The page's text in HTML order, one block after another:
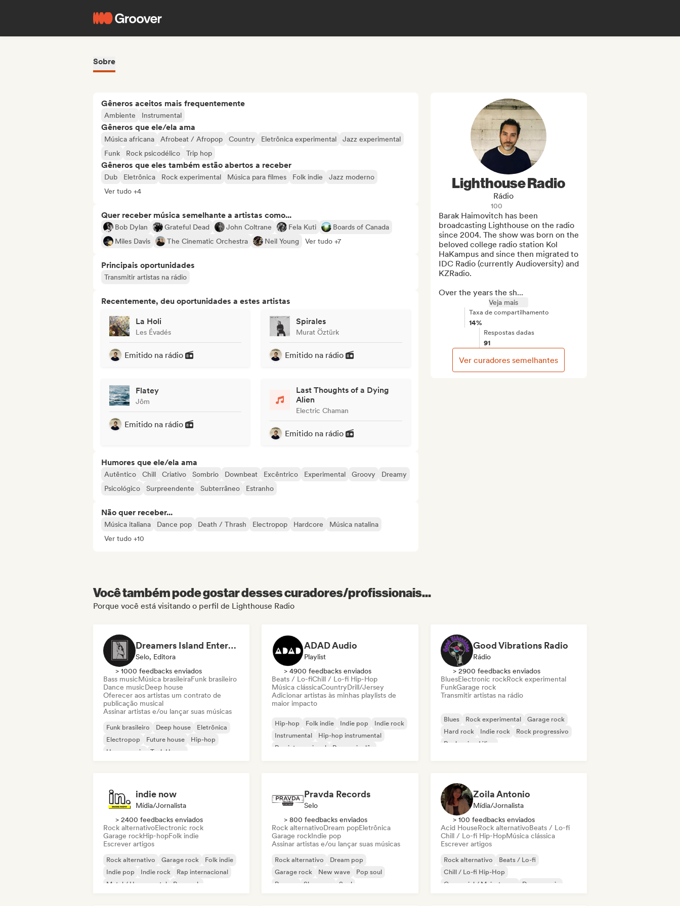
Sobre
Gêneros aceitos mais frequentemente
Ambiente Instrumental
Gêneros que ele/ela ama
Música africana Afrobeat / Afropop Country Eletrônica experimental
Jazz experimental
Funk
Rock psicodélico Trip hop
Gêneros que eles também estão abertos a receber
Dub Eletrônica Rock experimental Música para filmes Folk indie
Jazz moderno
Ver tudo +4
Quer receber música semelhante a artistas como...
Bob Dylan Grateful Dead John Coltrane Fela Kuti
Boards of Canada
Miles Davis
The Cinematic Orchestra Neil Young Ver tudo +7
Principais oportunidades
Transmitir artistas na rádio
Recentemente, deu oportunidades a estes artistas
La Holi
Les Évadés
Emitido na rádio
Spirales
Murat Öztürk
Emitido na rádio
Flatey
Jôm
Emitido na rádio
Last Thoughts of a Dying
Alien
Electric Chaman
Emitido na rádio
Humores que ele/ela ama
Autêntico Chill Criativo Sombrio Downbeat Excêntrico Experimental Groovy
Dreamy
Psicológico
Surpreendente Subterrâneo Estranho
Não quer receber...
Música italiana Dance pop Death / Thrash Electropop Hardcore
Música natalina
Ver tudo +10
Lighthouse Radio
Rádio
100
Barak Haimovitch has been
broadcasting Lighthouse on the radio
since 2004. The show was born on the
beloved college radio station Kol
HaKampus and since then migrated to
IDC Radio (currently Audioversity) and
KZRadio.
Over the years the sh...
Veja mais
Taxa de compartilhamento
14%
Respostas dadas
91
Ver curadores semelhantes
Você também pode gostar desses curadores/profissionais...
Porque você está visitando o perfil de Lighthouse Radio
Dreamers Island Entertainment
Selo, Editora
> 1000 feedbacks enviados
Bass musicMúsica brasileiraFunk brasileiro
Dance musicDeep house
Oferecer aos artistas um contrato de
publicação musical
Assinar artistas e/ou lançar suas músicas
Funk brasileiro Deep house
Eletrônica
Electropop
Future house
Hip-hop
House music
Tech House
ADAD Audio
Playlist
> 4900 feedbacks enviados
Beats / Lo-fiChill / Lo-fi Hip-Hop
Música clássicaCountryDrill/Jersey
Adicionar artistas às minhas playlists de
maior impacto
Hip-hop Folk indie Indie pop
Indie rock
Instrumental
Hip-hop instrumental
Rap internacional
Rap em inglês
Good Vibrations Radio
Rádio
> 2900 feedbacks enviados
BluesElectronic rockRock experimental
FunkGarage rock
Transmitir artistas na rádio
Blues Rock experimental
Garage rock
Hard rock
Indie rock
Rock progressivo
Rock psicodélico
indie now
Mídia/Jornalista
> 2400 feedbacks enviados
Rock alternativoElectronic rock
Garage rockHip-hopFolk indie
Escrever artigos
Rock alternativo Garage rock
Folk indie
Indie pop
Indie rock
Rap internacional
Metal / Heavy metal
Pop rock
Pravda Records
Selo
> 800 feedbacks enviados
Rock alternativoDream popEletrônica
Garage rockIndie pop
Assinar artistas e/ou lançar suas músicas
Rock alternativo
Dream pop
Garage rock
New wave
Pop soul
Reggae
Shoegaze Soul
Zoila Antonio
Mídia/Jornalista
> 100 feedbacks enviados
Acid HouseRock alternativoBeats / Lo-fi
Chill / Lo-fi Hip-HopMúsica clássica
Escrever artigos
Rock alternativo
Beats / Lo-fi
Chill / Lo-fi Hip-Hop
Comercial / Mainstream
Dance music